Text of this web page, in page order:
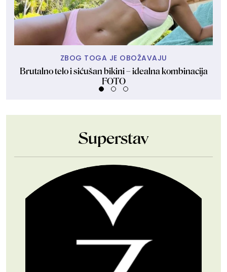
ZBOG TOGA JE OBOŽAVAJU
Brutalno telo i sićušan bikini – idealna kombinacija
FOTO
Superstav